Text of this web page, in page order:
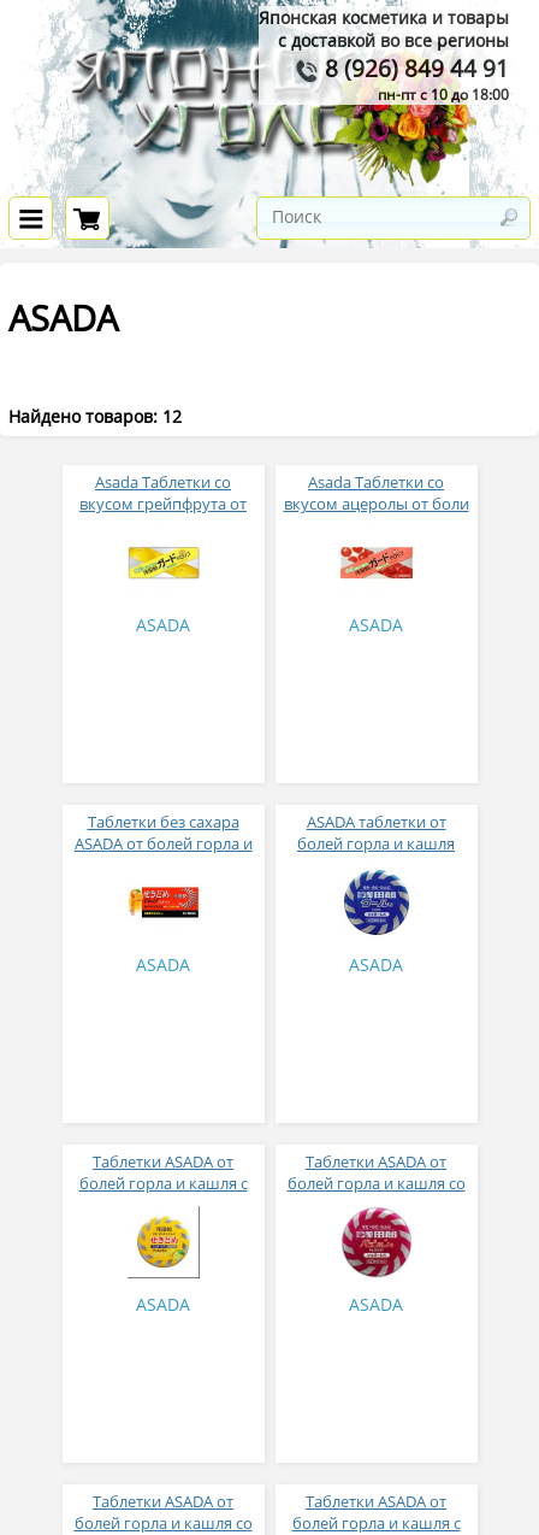
Японская косметика и товары
с доставкой во все регионы
8 (926) 849 44 91
пн-пт с 10 до 18:00
ASADA
Найдено товаров: 12
Asada Таблетки со
вкусом грейпфрута от
ASADA
Asada Таблетки со
вкусом ацеролы от боли
ASADA
Таблетки без сахара
ASADA от болей горла и
апельсина № 24
ASADA
ASADA таблетки от
болей горла и кашля
охлаждающие
ментоловый вкус 50
штук
ASADA
Таблетки ASADA от
болей горла и кашля с
лимонным вкусом № 36
ASADA
Таблетки ASADA от
болей горла и кашля со
вкусом маракуйи № 50
ASADA
Таблетки ASADA от
болей горла и кашля со
Таблетки ASADA от
болей горла и кашля с